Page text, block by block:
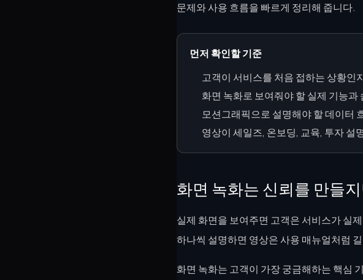
문제와 사용 흐름을 빠르게 정리해 줍니다.
먼저 확인할 기준
고객이 서비스를 처음 접하는 상황인
화면 녹화로 보여줘야 할 실제 기능과
모션그래픽으로 설명해야 할 데이터
영상이 세일즈, 온보딩, 교육, 투자 설
화면 녹화는 신뢰를 만들
실제 화면을 보여주면 고객은 서비스가 실
하나씩 설명하면 영상은 사용 매뉴얼처럼
화면 녹화는 고객이 가장 궁금해하는 핵심